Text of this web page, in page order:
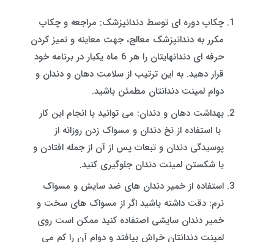
چکاپ دوره ای توسط دندانپزشک: مراجعه و چکاپ
مکرر به دندانپزشک معالج، جهت معاینه و تمیز کردن
حرفه ای دندانهایتان را هر 6 ماه یکبار در برنامه خود
قرار دهید. به این ترتیب از سلامت دهان و دندان و
دوام لمینت دندانتان مطمئن باشید.
بهداشت دهان و دندان: می توانید با انجام این کار
با استفاده از نخ دندان و مسواک زدن روزانه از
پوسیدگی دندان و تبعات پس از آن از جمله افتادن و
یا شکستن لمینت دندان جلوگیری کنید.
استفاده از خمیر دندان های ضد سایش و مسواک
نرم: دقت داشته باشید اگر از مسواک های سخت و
خمیر دندان سایشی اصتفاده کنید ممکن است روی
لمینت دندانتان خراش بیافتد و دوام آن را کم می